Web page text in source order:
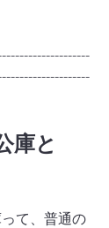
庫と
て、普通の